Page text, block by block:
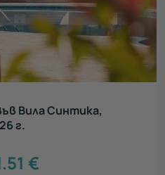
Вила Синтика,
г.
€